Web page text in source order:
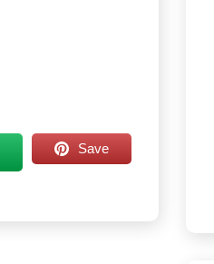
Save